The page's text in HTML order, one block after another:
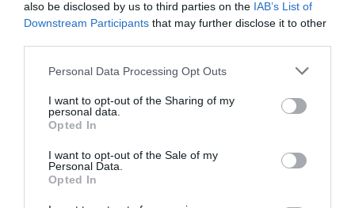
also be disclosed by us to third parties on the IAB’s List of
Downstream Participants that may further disclose it to other
Please note that this website/app uses one or more Google
not limited to your visit or usage behaviour. You may click to
grant or deny consent to Google and its third-party tags to
use your data for below specified purposes in below Google
consent section.
Personal Data Processing Opt Outs
I want to opt-out of the Sharing of my
personal data.
Opted In
I want to opt-out of the Sale of my
Personal Data.
Opted In